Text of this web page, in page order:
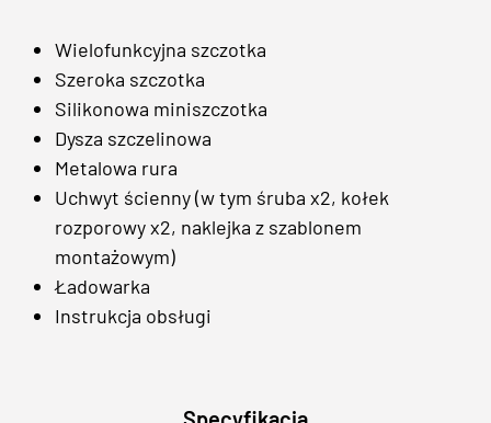
Wielofunkcyjna szczotka
Szeroka szczotka
Silikonowa miniszczotka
Dysza szczelinowa
Metalowa rura
Uchwyt ścienny (w tym śruba x2, kołek
rozporowy x2, naklejka z szablonem
montażowym)
Ładowarka
Instrukcja obsługi